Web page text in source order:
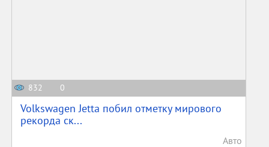
832 0
Volkswagen Jetta побил отметку мирового
рекорда ск...
Авто